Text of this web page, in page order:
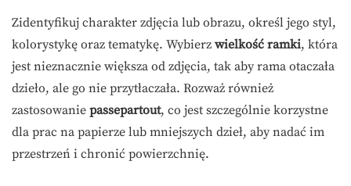
Zidentyfikuj charakter zdjęcia lub obrazu, określ jego styl,
kolorystykę oraz tematykę. Wybierz wielkość ramki, która
jest nieznacznie większa od zdjęcia, tak aby rama otaczała
dzieło, ale go nie przytłaczała. Rozważ również
zastosowanie passepartout, co jest szczególnie korzystne
dla prac na papierze lub mniejszych dzieł, aby nadać im
przestrzeń i chronić powierzchnię.